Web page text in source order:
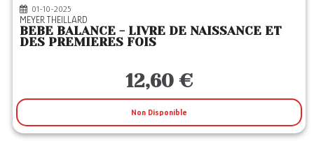
01-10-2025
MEYER THEILLARD
BEBE BALANCE - LIVRE DE NAISSANCE ET
DES PREMIERES FOIS
12,60 €
Non Disponible